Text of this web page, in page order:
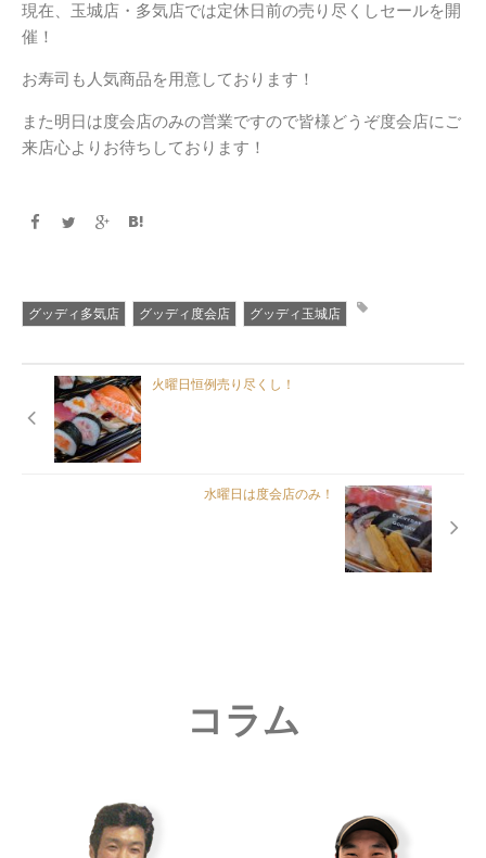
現在、玉城店・多気店では定休日前の売り尽くしセールを開
催！
お寿司も人気商品を用意しております！
また明日は度会店のみの営業ですので皆様どうぞ度会店にご
来店心よりお待ちしております！
グッディ多気店 グッディ度会店 グッディ玉城店
火曜日恒例売り尽くし！
水曜日は度会店のみ！
コラム